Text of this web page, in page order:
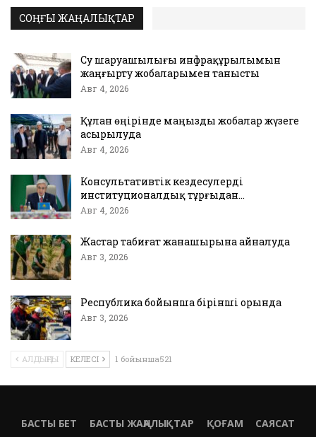
СОҢҒЫ ЖАҢАЛЫҚТАР
Су шаруашылығы инфрақұрылымын
жаңғырту жобаларымен танысты
Авг 4, 2026
Құлан өңірінде маңызды жобалар жүзеге
асырылуда
Авг 4, 2026
Консультативтік кездесулерді
институционалдық тұрғыдан…
Авг 4, 2026
Жастар табиғат жанашырына айналуда
Авг 3, 2026
Республика бойынша бірінші орында
Авг 3, 2026
АЛДЫҢҒЫ КЕЛЕСІ 1 бойынша521
БАСТЫ БЕТ БАСТЫ ЖАҢАЛЫҚТАР ҚОҒАМ
САЯСАТ